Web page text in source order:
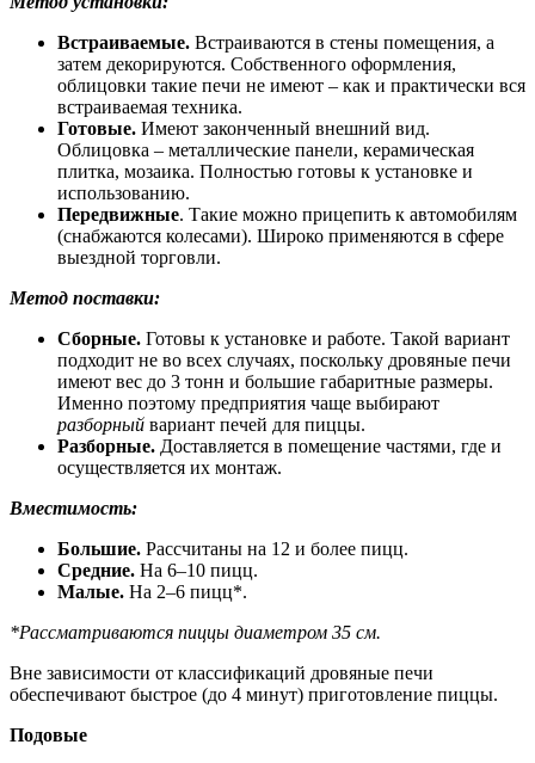
Встраиваемые. Встраиваются в стены помещения, а
затем декорируются. Собственного оформления,
облицовки такие печи не имеют – как и практически вся
встраиваемая техника.
Готовые. Имеют законченный внешний вид.
Облицовка – металлические панели, керамическая
плитка, мозаика. Полностью готовы к установке и
использованию.
Передвижные. Такие можно прицепить к автомобилям
(снабжаются колесами). Широко применяются в сфере
выездной торговли.
Метод поставки:
Сборные. Готовы к установке и работе. Такой вариант
подходит не во всех случаях, поскольку дровяные печи
имеют вес до 3 тонн и большие габаритные размеры.
Именно поэтому предприятия чаще выбирают
разборный вариант печей для пиццы.
Разборные. Доставляется в помещение частями, где и
осуществляется их монтаж.
Вместимость:
Большие. Рассчитаны на 12 и более пицц.
Средние. На 6–10 пицц.
Малые. На 2–6 пицц*.
*Рассматриваются пиццы диаметром 35 см.
Вне зависимости от классификаций дровяные печи
обеспечивают быстрое (до 4 минут) приготовление пиццы.
Подовые